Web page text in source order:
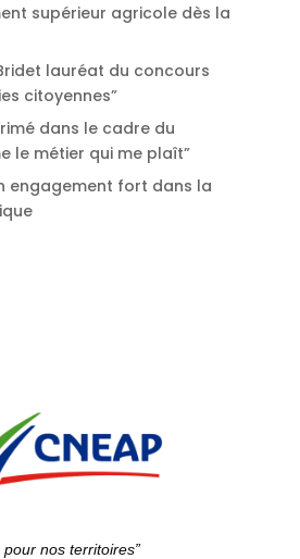
supérieur agricole dès la
lauréat du concours
citoyennes”
dans le cadre du
le métier qui me plaît”
engagement fort dans la
nos territoires”